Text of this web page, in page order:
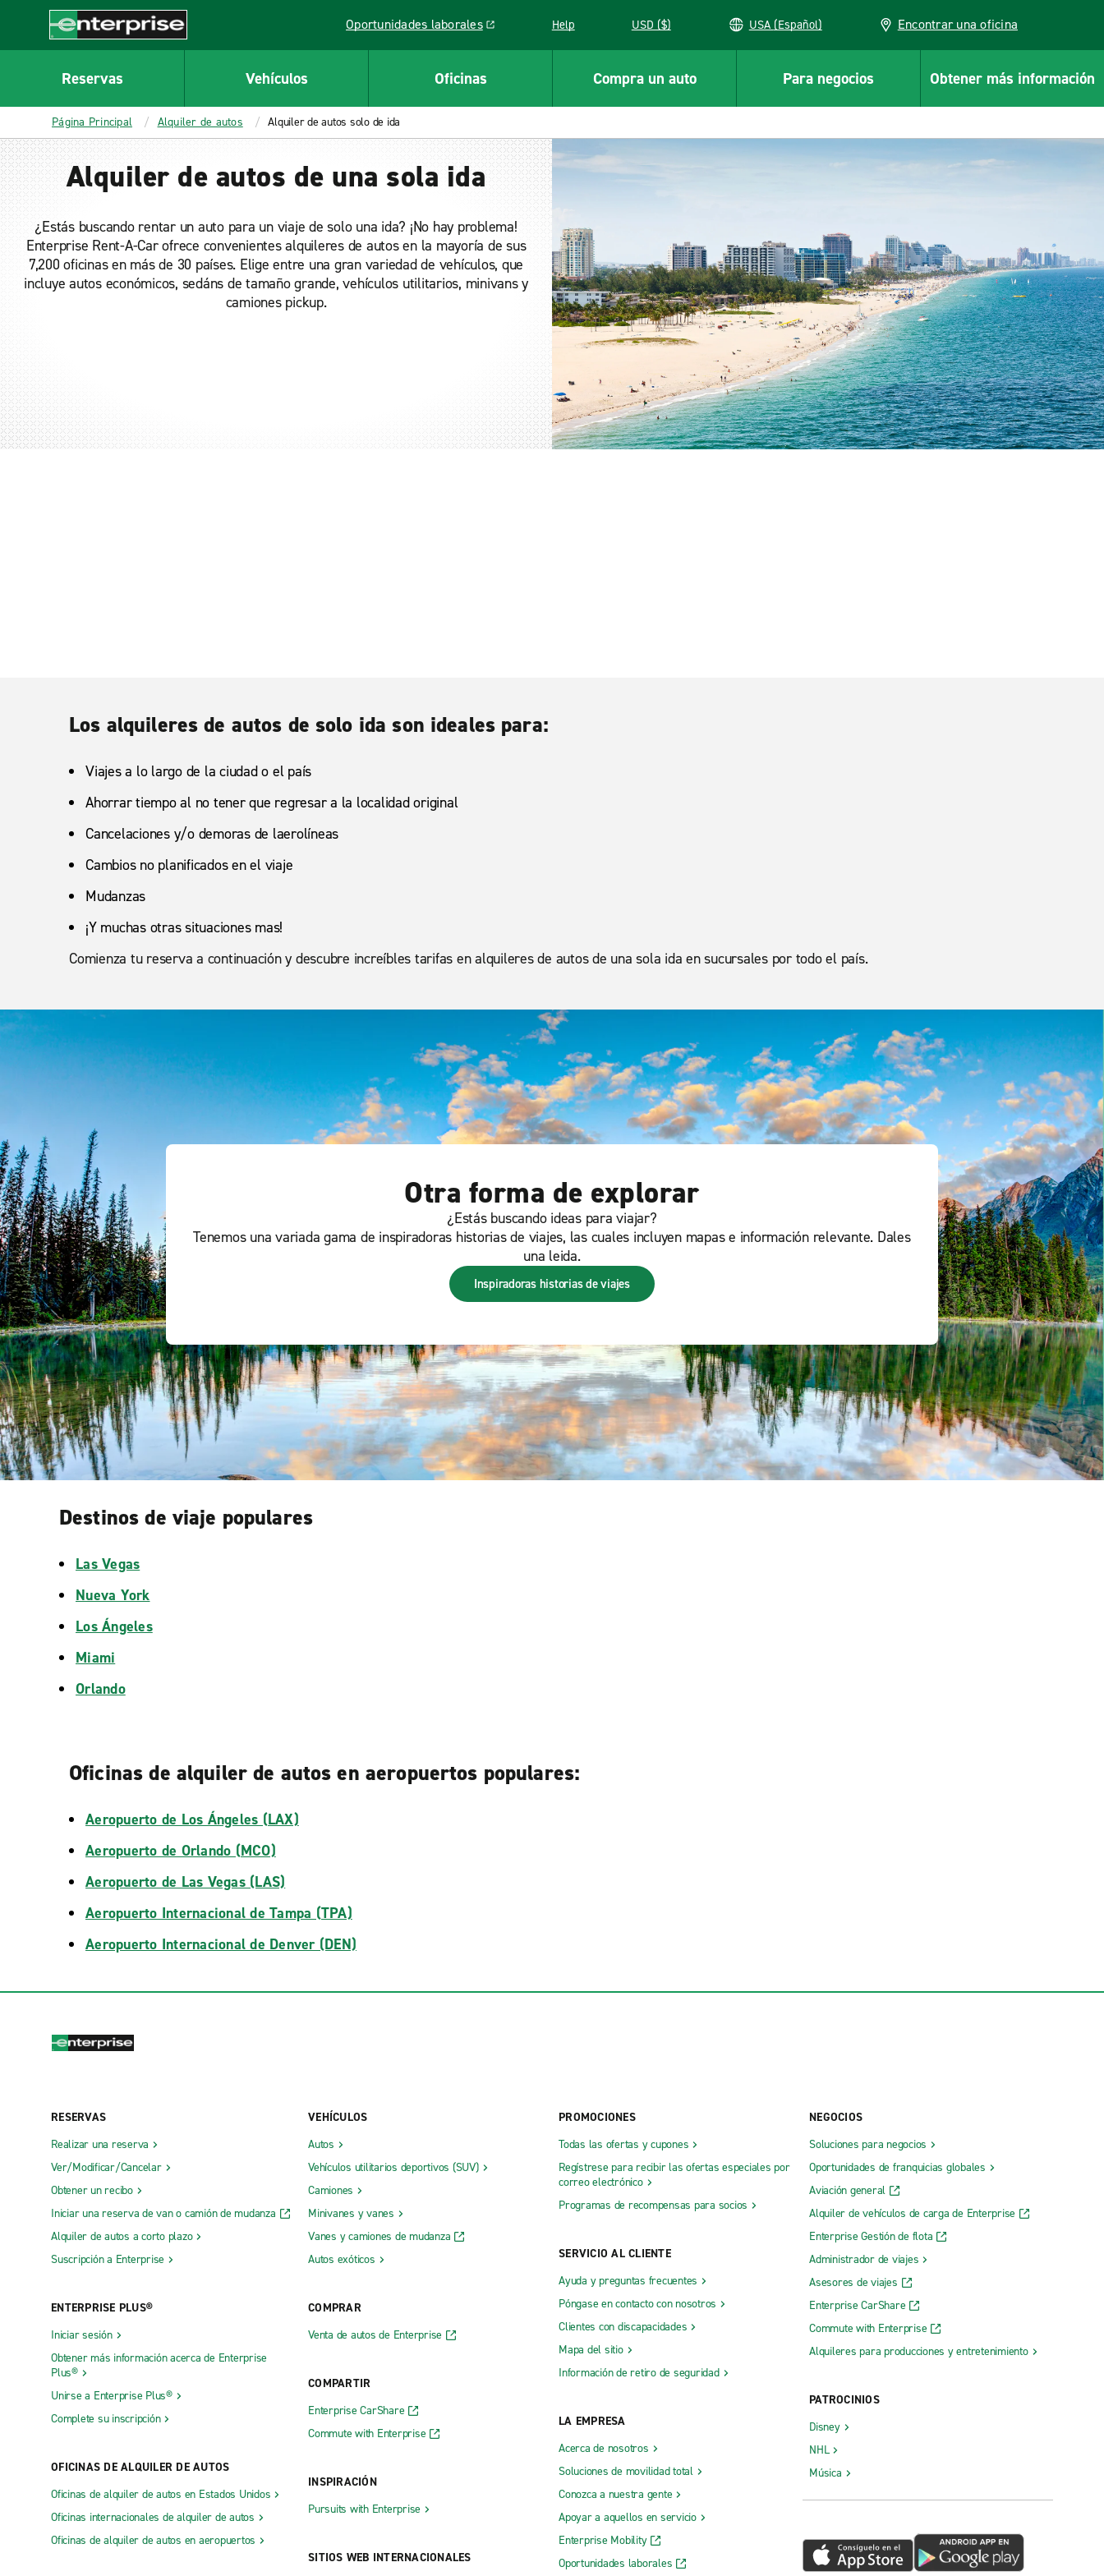
CONTENT
Enterprise
Oportunidades laborales
Link opens in a new window Help USD ($) USA (Español) Encontrar una oficina
Reservas Vehículos Oficinas Compra un auto Para negocios Obtener más información
Página Principal Alquiler de autos Alquiler de autos solo de ida
Alquiler de autos de una sola ida
¿Estás buscando rentar un auto para un viaje de solo una ida? ¡No hay problema!
Enterprise Rent-A-Car ofrece convenientes alquileres de autos en la mayoría de sus
7,200 oficinas en más de 30 países. Elige entre una gran variedad de vehículos, que
incluye autos económicos, sedáns de tamaño grande, vehículos utilitarios, minivans y
camiones pickup.
Los alquileres de autos de solo ida son ideales para:
Viajes a lo largo de la ciudad o el país
Ahorrar tiempo al no tener que regresar a la localidad original
Cancelaciones y/o demoras de laerolíneas
Cambios no planificados en el viaje
Mudanzas
¡Y muchas otras situaciones mas!
Comienza tu reserva a continuación y descubre increíbles tarifas en alquileres de autos de una sola ida en sucursales por todo el país.
Otra forma de explorar
¿Estás buscando ideas para viajar?
Tenemos una variada gama de inspiradoras historias de viajes, las cuales incluyen mapas e información relevante. Dales
una leida.
Inspiradoras historias de viajes
Destinos de viaje populares
Las Vegas
Nueva York
Los Ángeles
Miami
Orlando
Oficinas de alquiler de autos en aeropuertos populares:
Aeropuerto de Los Ángeles (LAX)
Aeropuerto de Orlando (MCO)
Aeropuerto de Las Vegas (LAS)
Aeropuerto Internacional de Tampa (TPA)
Aeropuerto Internacional de Denver (DEN)
RESERVAS
Realizar una reserva
Ver/Modificar/Cancelar
Obtener un recibo
Iniciar una reserva de van o camión de mudanza
Alquiler de autos a corto plazo
Suscripción a Enterprise
ENTERPRISE PLUS®
Iniciar sesión
Obtener más información acerca de Enterprise
Plus®
Unirse a Enterprise Plus®
Complete su inscripción
OFICINAS DE ALQUILER DE AUTOS
Oficinas de alquiler de autos en Estados Unidos
Oficinas internacionales de alquiler de autos
Oficinas de alquiler de autos en aeropuertos
VEHÍCULOS
Autos
Vehículos utilitarios deportivos (SUV)
Camiones
Minivanes y vanes
Vanes y camiones de mudanza
Autos exóticos
COMPRAR
Venta de autos de Enterprise
COMPARTIR
Enterprise CarShare
Commute with Enterprise
INSPIRACIÓN
Pursuits with Enterprise
SITIOS WEB INTERNACIONALES
PROMOCIONES
Todas las ofertas y cupones
Regístrese para recibir las ofertas especiales por
correo electrónico
Programas de recompensas para socios
SERVICIO AL CLIENTE
Ayuda y preguntas frecuentes
Póngase en contacto con nosotros
Clientes con discapacidades
Mapa del sitio
Información de retiro de seguridad
LA EMPRESA
Acerca de nosotros
Soluciones de movilidad total
Conozca a nuestra gente
Apoyar a aquellos en servicio
Enterprise Mobility
Oportunidades laborales
NEGOCIOS
Soluciones para negocios
Oportunidades de franquicias globales
Aviación general
Alquiler de vehículos de carga de Enterprise
Enterprise Gestión de flota
Administrador de viajes
Asesores de viajes
Enterprise CarShare
Commute with Enterprise
Alquileres para producciones y entretenimiento
PATROCINIOS
Disney
NHL
Música